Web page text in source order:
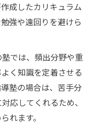
成したカリキュラム
強や遠回りを避けら
では、頻出分野や重
く知識を定着させる
塾の場合は、苦手分
応してくれるため、
れます。